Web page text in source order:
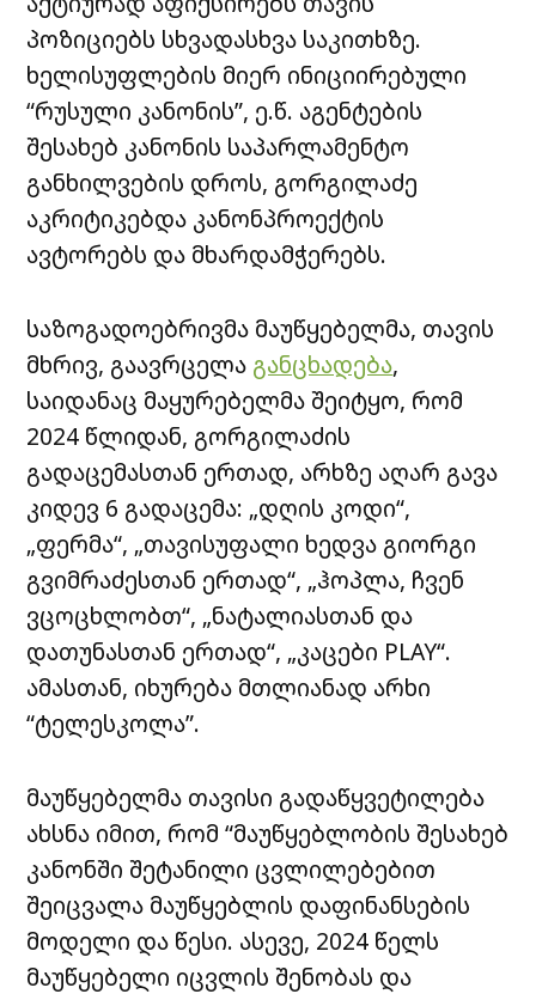
პოზიციებს სხვადასხვა საკითხზე.
ხელისუფლების მიერ ინიციირებული
“რუსული კანონის”, ე.წ. აგენტების
შესახებ კანონის საპარლამენტო
განხილვების დროს, გორგილაძე
აკრიტიკებდა კანონპროექტის
ავტორებს და მხარდამჭერებს.
საზოგადოებრივმა მაუწყებელმა, თავის
მხრივ, გაავრცელა განცხადება,
საიდანაც მაყურებელმა შეიტყო, რომ
2024 წლიდან, გორგილაძის
გადაცემასთან ერთად, არხზე აღარ გავა
კიდევ 6 გადაცემა: „დღის კოდი“,
„ფერმა“, „თავისუფალი ხედვა გიორგი
გვიმრაძესთან ერთად“, „ჰოპლა, ჩვენ
ვცოცხლობთ“, „ნატალიასთან და
დათუნასთან ერთად“, „კაცები PLAY“.
ამასთან, იხურება მთლიანად არხი
“ტელესკოლა”.
მაუწყებელმა თავისი გადაწყვეტილება
ახსნა იმით, რომ “მაუწყებლობის შესახებ
კანონში შეტანილი ცვლილებებით
შეიცვალა მაუწყებლის დაფინანსების
მოდელი და წესი. ასევე, 2024 წელს
მაუწყებელი იცვლის შენობას და